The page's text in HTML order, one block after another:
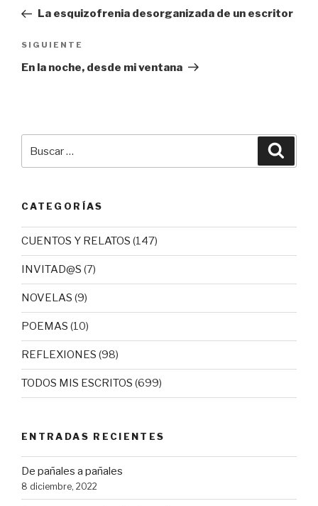
entradas
anterior:
La esquizofrenia desorganizada de un escritor
Siguiente
entrada
SIGUIENTE
En la noche, desde mi ventana
por:
CATEGORÍAS
CUENTOS Y RELATOS (147)
INVITAD@S (7)
NOVELAS (9)
POEMAS (10)
REFLEXIONES (98)
TODOS MIS ESCRITOS (699)
ENTRADAS RECIENTES
De pañales a pañales
8 diciembre, 2022